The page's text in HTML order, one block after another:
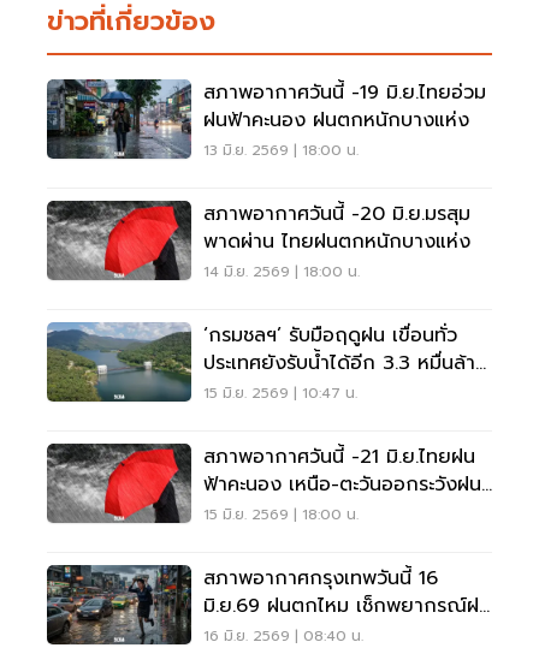
ข่าวที่เกี่ยวข้อง
สภาพอากาศวันนี้ -19 มิ.ย.ไทยอ่วม
ฝนฟ้าคะนอง ฝนตกหนักบางแห่ง
13 มิ.ย. 2569 | 18:00 น.
สภาพอากาศวันนี้ -20 มิ.ย.มรสุม
พาดผ่าน ไทยฝนตกหนักบางแห่ง
14 มิ.ย. 2569 | 18:00 น.
‘กรมชลฯ’ รับมือฤดูฝน เขื่อนทั่ว
ประเทศยังรับน้ำได้อีก 3.3 หมื่นล้าน
ลบ.ม.
15 มิ.ย. 2569 | 10:47 น.
สภาพอากาศวันนี้ -21 มิ.ย.ไทยฝน
ฟ้าคะนอง เหนือ-ตะวันออกระวังฝน
ตกหนักบางแห่ง
15 มิ.ย. 2569 | 18:00 น.
สภาพอากาศกรุงเทพวันนี้ 16
มิ.ย.69 ฝนตกไหม เช็กพยากรณ์ฝน
-เรดาร์กทม.ล่าสุด
16 มิ.ย. 2569 | 08:40 น.